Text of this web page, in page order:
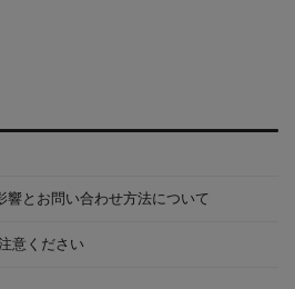
響とお問い合わせ方法について
意ください